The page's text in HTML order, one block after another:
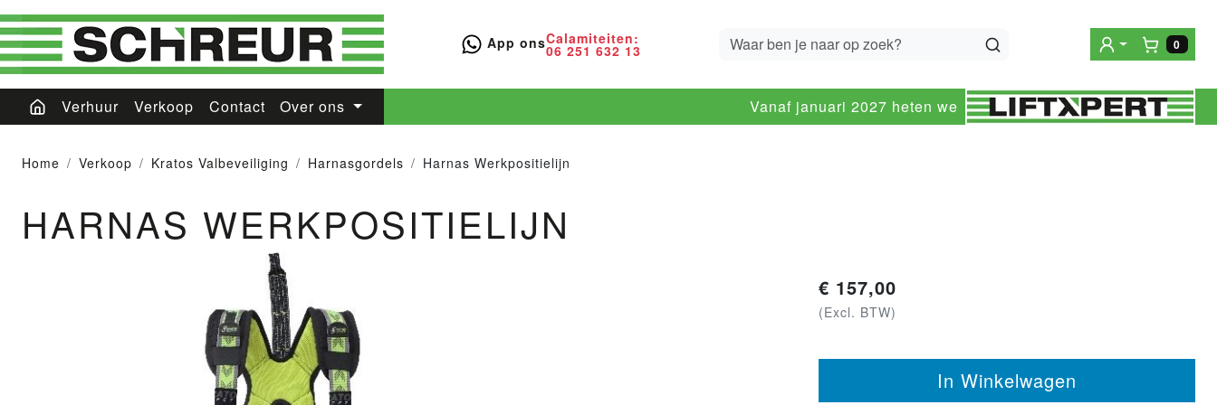
App onsCalamiteiten:
06 251 632 13 0
Verhuur Verkoop Contact Over ons Vanaf januari 2027 heten we
Home Verkoop Kratos Valbeveiliging Harnasgordels Harnas Werkpositielijn
HARNAS WERKPOSITIELIJN
€ 157,00
(Excl. BTW)
In Winkelwagen